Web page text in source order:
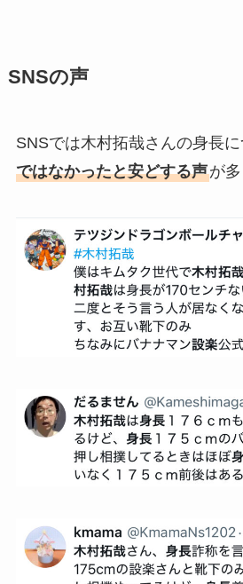
SNSの声
SNSでは木村拓哉さんの身長に
ではなかったと安どする声が多